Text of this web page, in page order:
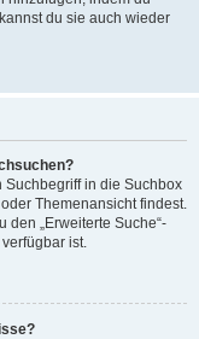
du sie auch wieder
Suchbegriff in die Suchbox
Themenansicht findest.
den „Erweiterte Suche“-
ist.